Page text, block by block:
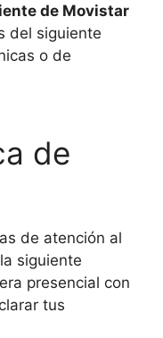
de Movistar
del siguiente
o de
de
de atención al
siguiente
presencial con
tus